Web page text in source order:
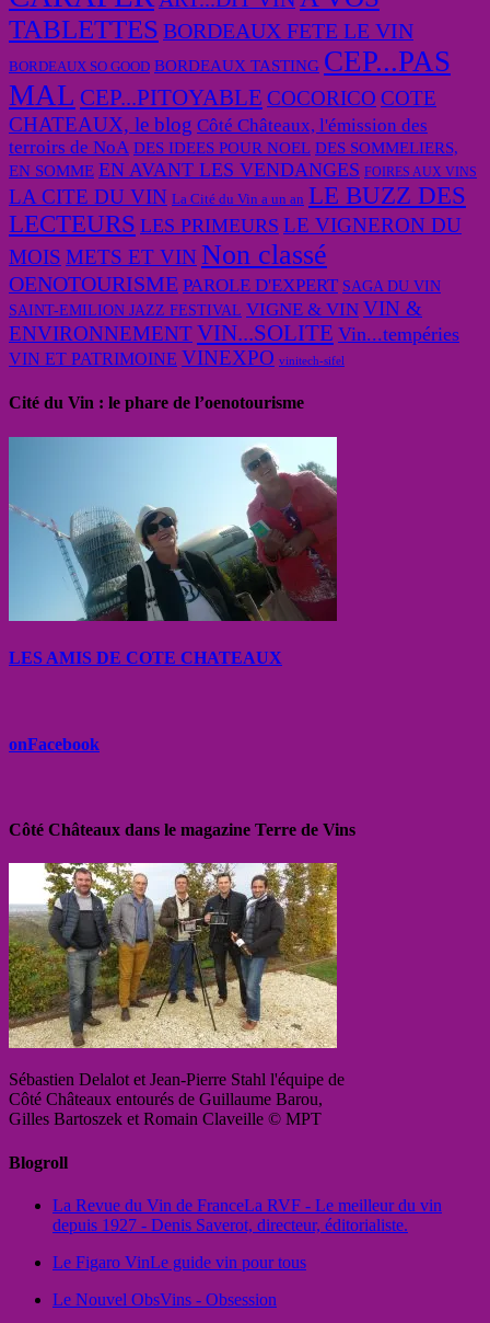
TABLETTES BORDEAUX FETE LE VIN
BORDEAUX SO GOOD BORDEAUX TASTING CEP...PAS
MAL CEP...PITOYABLE COCORICO COTE
CHATEAUX, le blog Côté Châteaux, l'émission des
terroirs de NoA DES IDEES POUR NOEL DES SOMMELIERS,
EN SOMME EN AVANT LES VENDANGES FOIRES AUX VINS
LA CITE DU VIN La Cité du Vin a un an LE BUZZ DES
LECTEURS LES PRIMEURS LE VIGNERON DU
MOIS METS ET VIN Non classé
OENOTOURISME PAROLE D'EXPERT SAGA DU VIN
SAINT-EMILION JAZZ FESTIVAL VIGNE & VIN VIN &
ENVIRONNEMENTVIN...SOLITE Vin...tempéries
VIN ET PATRIMOINE VINEXPO vinitech-sifel
Cité du Vin : le phare de l’oenotourisme
LES AMIS DE COTE CHATEAUX
onFacebook
Côté Châteaux dans le magazine Terre de Vins
Sébastien Delalot et Jean-Pierre Stahl l'équipe de
Côté Châteaux entourés de Guillaume Barou,
Gilles Bartoszek et Romain Claveille © MPT
Blogroll
La Revue du Vin de FranceLa RVF - Le meilleur du vin
depuis 1927 - Denis Saverot, directeur, éditorialiste.
Le Figaro VinLe guide vin pour tous
Le Nouvel ObsVins - Obsession